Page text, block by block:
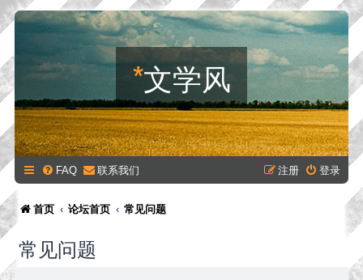
*文学风
FAQ 联系我们 登录
注册
首页 论坛首页 常见问题
常见问题